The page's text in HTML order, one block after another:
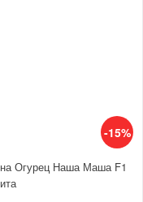
-15%
Огурец Наша Маша F1